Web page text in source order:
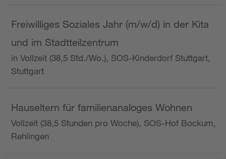
Freiwilliges Soziales Jahr (m/w/d) in der Kita
und im Stadtteilzentrum
in Vollzeit (38,5 Std./Wo.), SOS-Kinderdorf Stuttgart,
Stuttgart
Hauseltern für familienanaloges Wohnen
Vollzeit (38,5 Stunden pro Woche), SOS-Hof Bockum,
Rehlingen